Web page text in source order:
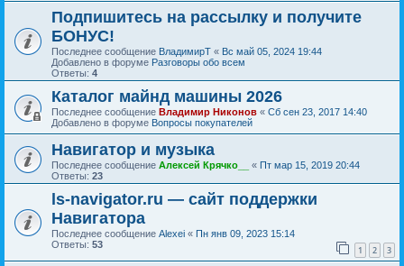
Подпишитесь на рассылку и получите
БОНУС!
Последнее сообщение ВладимирТ « Вс май 05, 2024 19:44
Добавлено в форуме Разговоры обо всем
Ответы: 4
Каталог майнд машины 2026
Последнее сообщение Владимир Никонов « Сб сен 23, 2017 14:40
Добавлено в форуме Вопросы покупателей
Навигатор и музыка
Последнее сообщение Алексей Крячко__ « Пт мар 15, 2019 20:44
Ответы: 23
ls-navigator.ru — сайт поддержки
Навигатора
Последнее сообщение Alexei « Пн янв 09, 2023 15:14
Ответы: 53 1 2 3